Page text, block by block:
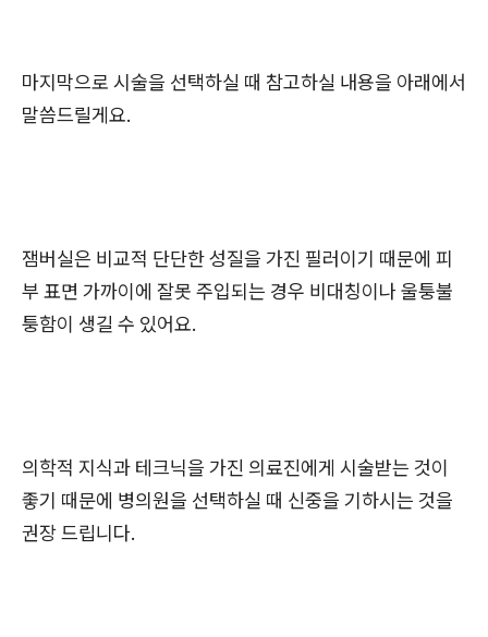
마지막으로 시술을 선택하실 때 참고하실 내용을 아래에서
말씀드릴게요.
잼버실은 비교적 단단한 성질을 가진 필러이기 때문에 피
부 표면 가까이에 잘못 주입되는 경우 비대칭이나 울퉁불
퉁함이 생길 수 있어요.
의학적 지식과 테크닉을 가진 의료진에게 시술받는 것이
좋기 때문에 병의원을 선택하실 때 신중을 기하시는 것을
권장 드립니다.